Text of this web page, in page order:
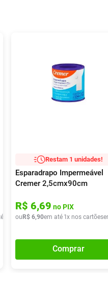
x deR$ 19,90
Restam 1 unidades!
Esparadrapo Impermeável
Cremer 2,5cmx90cm
R$ 6,69 no PIX
ou R$ 6,90em até 1x nos cartões
Comprar